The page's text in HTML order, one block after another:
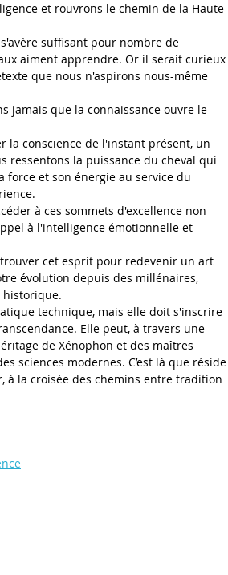
et rouvrons le chemin de la Haute-
suffisant pour nombre de
aiment apprendre. Or il serait curieux
que nous n'aspirons nous-même
jamais que la connaissance ouvre le
la conscience de l'instant présent, un
ressentons la puissance du cheval qui
force et son énergie au service du
à ces sommets d'excellence non
à l'intelligence émotionnelle et
cet esprit pour redevenir un art
évolution depuis des millénaires,
historique.
technique, mais elle doit s'inscrire
Elle peut, à travers une
de Xénophon et des maîtres
sciences modernes. C’est là que réside
à la croisée des chemins entre tradition